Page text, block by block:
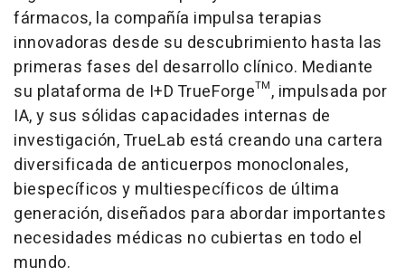
fármacos, la compañía impulsa terapias
innovadoras desde su descubrimiento hasta las
primeras fases del desarrollo clínico. Mediante
su plataforma de I+D TrueForge™, impulsada por
IA, y sus sólidas capacidades internas de
investigación, TrueLab está creando una cartera
diversificada de anticuerpos monoclonales,
biespecíficos y multiespecíficos de última
generación, diseñados para abordar importantes
necesidades médicas no cubiertas en todo el
mundo.